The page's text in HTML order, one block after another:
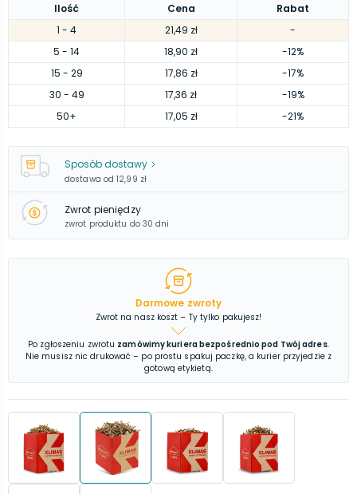
Ilość Cena
Rabat
1 - 4 21,49 zł
-
5 - 14 18,90 zł
-12%
15 - 29 17,86 zł
-17%
30 - 49 17,36 zł
-19%
50+ 17,05 zł -21%
Sposób dostawy
dostawa od 12,99 zł
Zwrot pieniędzy
zwrot produktu do 30 dni
Darmowe zwroty
Zwrot na nasz koszt – Ty tylko pakujesz!
Po zgłoszeniu zwrotu zamówimy kuriera bezpośrednio pod Twój adres.
Nie musisz nic drukować – po prostu spakuj paczkę, a kurier przyjedzie z
gotową etykietą.